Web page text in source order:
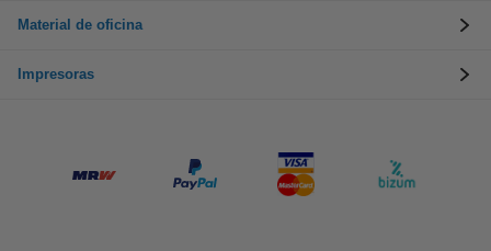
Material de oficina
Impresoras